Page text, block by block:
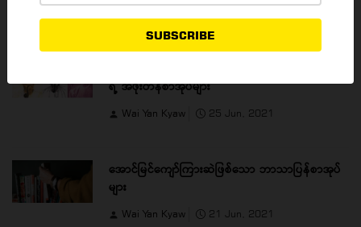
SUBSCRIBE
ရဲ့ အဖိုးတန်စာအုပ်များ
Wai Yan Kyaw 25 Jun, 2021
အောင်မြင်ကျော်ကြားဆဲဖြစ်သော ဘာသာပြန်စာအုပ်
များ
Wai Yan Kyaw 21 Jun, 2021